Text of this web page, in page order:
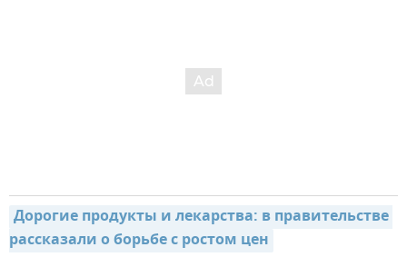
Дорогие продукты и лекарства: в правительстве
рассказали о борьбе с ростом цен